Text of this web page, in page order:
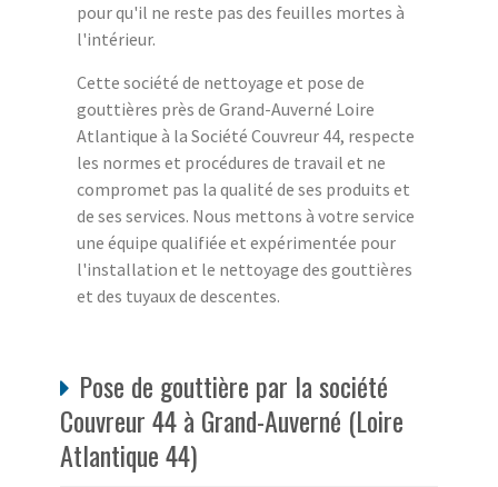
pour qu'il ne reste pas des feuilles mortes à
l'intérieur.
Cette société de nettoyage et pose de
gouttières près de Grand-Auverné Loire
Atlantique à la Société Couvreur 44, respecte
les normes et procédures de travail et ne
compromet pas la qualité de ses produits et
de ses services. Nous mettons à votre service
une équipe qualifiée et expérimentée pour
l'installation et le nettoyage des gouttières
et des tuyaux de descentes.
Pose de gouttière par la société
Couvreur 44 à Grand-Auverné (Loire
Atlantique 44)